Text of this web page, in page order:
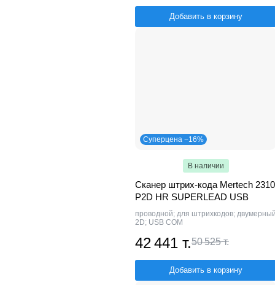
Добавить в корзину
Суперцена −16%
В наличии
Сканер штрих-кода Mertech 2310
P2D HR SUPERLEAD USB
проводной; для штрихкодов;
2D; USB COM
42 441 т.50 525 т.
Добавить в корзину